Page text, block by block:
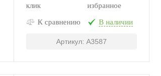
клик
избранное
К сравнению В наличии
Артикул: A3587